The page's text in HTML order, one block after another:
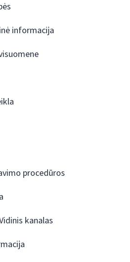
informacija
procedūros
kanalas